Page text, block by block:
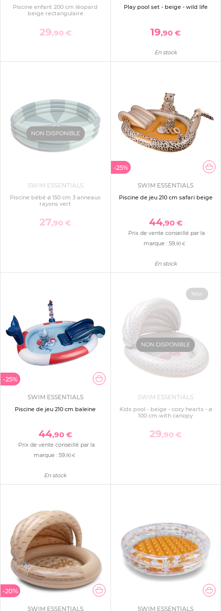
Piscine enfant 200 cm léopard
beige rectangulaire
29,90 €
Play pool set - beige - wild life
19,90 €
En stock
NON DISPONIBLE
SWIM ESSENTIALS
Piscine bébé ø 150 cm 3 anneaux
rayons vert
27,90 €
-25%
SWIM ESSENTIALS
Piscine de jeu 210 cm safari beige
44,90 €
Prix de vente conseillé par la
marque :59,90 €
En stock
-25%
SWIM ESSENTIALS
Piscine de jeu 210 cm baleine
44,90 €
Prix de vente conseillé par la
marque : 59,90 €
En stock
NON DISPONIBLE
New
SWIM ESSENTIALS
Kids pool - beige - cozy hearts - ø
100 cm with canopy
29,90 €
-20%
SWIM ESSENTIALS SWIM ESSENTIALS